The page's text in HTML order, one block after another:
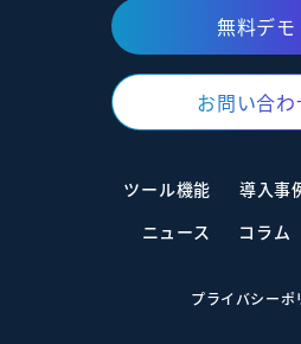
ツール機能 導入事
ニュース
コラム
無料デモ
お問い合わ
プライバシーポ